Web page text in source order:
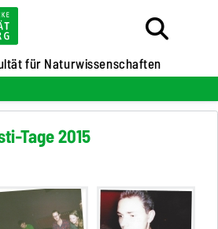
für Naturwissenschaften
Tage 2015